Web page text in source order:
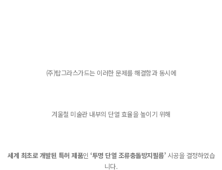
(주)탑그라스가드는 이러한 문제를 해결함과 동시에
겨울철 미술관 내부의 단열 효율을 높이기 위해
세계 최초로 개발된 특허 제품인 ‘투명 단열 조류충돌방지필름’시공을 결정하였습
니다.